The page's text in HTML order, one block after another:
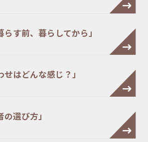
す前、暮らしてから」
はどんな感じ？」
選び方」